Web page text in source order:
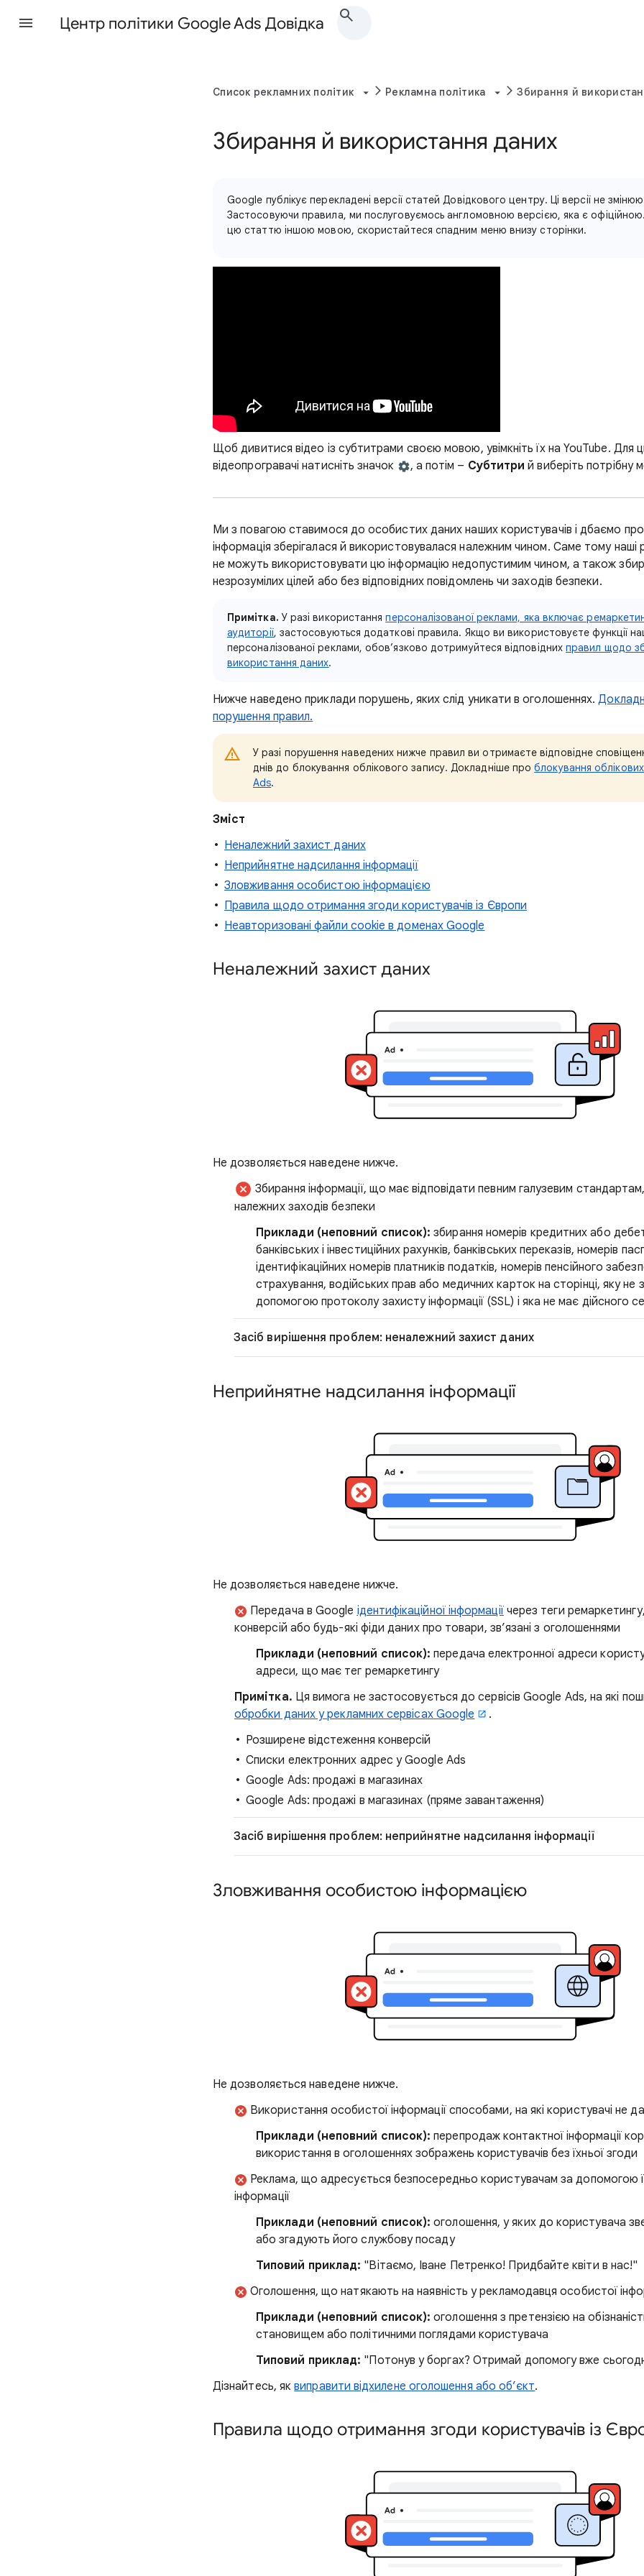
Центр політики Google Ads Довідка
Список рекламних політик Рекламна політика Збирання й
Збирання й використання даних
Google публікує перекладені версії статей Довідкового центру. Ці версії не
Застосовуючи правила, ми послуговуємось англомовною версією, яка є
цю статтю іншою мовою, скористайтеся спадним меню внизу сторінки.
Щоб дивитися відео із субтитрами своєю мовою, увімкніть їх на YouTube. Для
відеопрогравачі натисніть значок
, а потім – Субтитри й виберіть потрібну
Ми з повагою ставимося до особистих даних наших користувачів і дбаємо
інформація зберігалася й використовувалася належним чином. Саме тому наші
не можуть використовувати цю інформацію недопустимим чином, а також
незрозумілих цілей або без відповідних повідомлень чи заходів безпеки.
Примітка. У разі використанняперсоналізованої реклами, яка включає
аудиторії, застосовуються додаткові правила. Якщо ви використовуєте функції
персоналізованої реклами, обов’язково дотримуйтеся відповіднихправил щодо
використання даних.
Нижче наведено приклади порушень, яких слід уникати в оголошеннях.
порушення правил.
У разі порушення наведених нижче правил ви отримаєте відповідне
днів до блокування облікового запису. Докладніше проблокування
Ads.
Зміст
Неналежний захист даних
Неприйнятне надсилання інформації
Зловживання особистою інформацією
Правила щодо отримання згоди користувачів із Європи
Неавторизовані файли cookie в доменах Google
Неналежний захист даних
Не дозволяється наведене нижче.
Збирання інформації, що має відповідати певним галузевим
належних заходів безпеки
Приклади (неповний список): збирання номерів кредитних або
банківських і інвестиційних рахунків, банківських переказів, номерів
ідентифікаційних номерів платників податків, номерів пенсійного
страхування, водійських прав або медичних карток на сторінці, яку не
допомогою протоколу захисту інформації (SSL) і яка не має дійсного
Засіб вирішення проблем: неналежний захист даних
Неприйнятне надсилання інформації
Не дозволяється наведене нижче.
Передача в Google ідентифікаційної інформаціїчерез теги
конверсій або будь-які фіди даних про товари, зв’язані з оголошеннями
Приклади (неповний список): передача електронної адреси
адреси, що має тег ремаркетингу
Примітка. Ця вимога не застосовується до сервісів Google Ads, на які
обробки даних у рекламних сервісах Google
.
Розширене відстеження конверсій
Списки електронних адрес у Google Ads
Google Ads: продажі в магазинах
Google Ads: продажі в магазинах (пряме завантаження)
Засіб вирішення проблем: неприйнятне надсилання інформації
Зловживання особистою інформацією
Не дозволяється наведене нижче.
Використання особистої інформації способами, на які користувачі не
Приклади (неповний список): перепродаж контактної інформації
використання в оголошеннях зображень користувачів без їхньої згоди
Реклама, що адресується безпосередньо користувачам за допомогою
інформації
Приклади (неповний список): оголошення, у яких до користувача
або згадують його службову посаду
Типовий приклад: "Вітаємо, Іване Петренко! Придбайте квіти в нас!"
Оголошення, що натякають на наявність у рекламодавця особистої
Приклади (неповний список): оголошення з претензією на
становищем або політичними поглядами користувача
Типовий приклад: "Потонув у боргах? Отримай допомогу вже
Дізнайтесь, яквиправити відхилене оголошення або об’єкт.
Правила щодо отримання згоди користувачів із